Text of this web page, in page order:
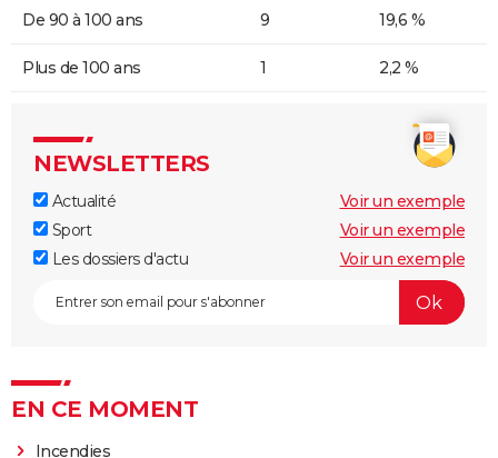
De 90 à 100 ans 9 19,6 %
Plus de 100 ans 1 2,2 %
NEWSLETTERS
Actualité
Voir un exemple
Sport
Voir un exemple
Les dossiers d'actu
Voir un exemple
EN CE MOMENT
Incendies